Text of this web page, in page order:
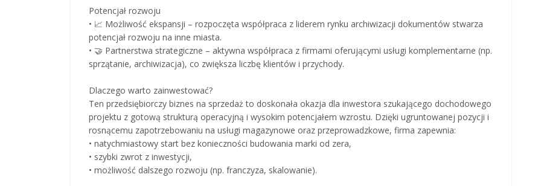
Potencjał rozwoju
• 📈 Możliwość ekspansji – rozpoczęta współpraca z liderem rynku archiwizacji dokumentów stwarza
potencjał rozwoju na inne miasta.
• 🤝 Partnerstwa strategiczne – aktywna współpraca z firmami oferującymi usługi komplementarne (np.
sprzątanie, archiwizacja), co zwiększa liczbę klientów i przychody.
Dlaczego warto zainwestować?
Ten przedsiębiorczy biznes na sprzedaż to doskonała okazja dla inwestora szukającego dochodowego
projektu z gotową strukturą operacyjną i wysokim potencjałem wzrostu. Dzięki ugruntowanej pozycji i
rosnącemu zapotrzebowaniu na usługi magazynowe oraz przeprowadzkowe, firma zapewnia:
• natychmiastowy start bez konieczności budowania marki od zera,
• szybki zwrot z inwestycji,
• możliwość dalszego rozwoju (np. franczyza, skalowanie).